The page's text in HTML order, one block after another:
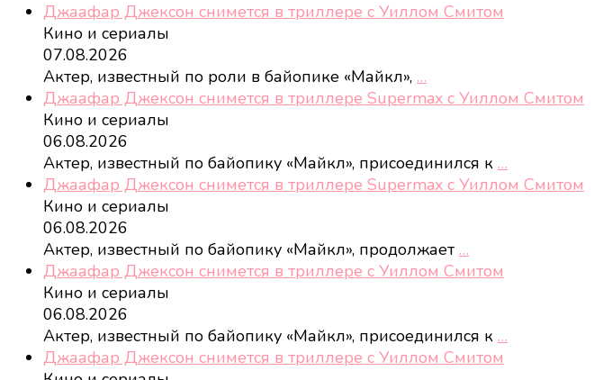
Джаафар Джексон снимется в триллере с Уиллом Смитом
Кино и сериалы
07.08.2026
Актер, известный по роли в байопике «Майкл», …
Джаафар Джексон снимется в триллере Supermax с Уиллом Смитом
Кино и сериалы
06.08.2026
Актер, известный по байопику «Майкл», присоединился к …
Джаафар Джексон снимется в триллере Supermax с Уиллом Смитом
Кино и сериалы
06.08.2026
Актер, известный по байопику «Майкл», продолжает …
Джаафар Джексон снимется в триллере с Уиллом Смитом
Кино и сериалы
06.08.2026
Актер, известный по байопику «Майкл», присоединился к …
Джаафар Джексон снимется в триллере с Уиллом Смитом